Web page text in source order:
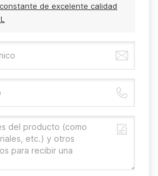
de excelente calidad